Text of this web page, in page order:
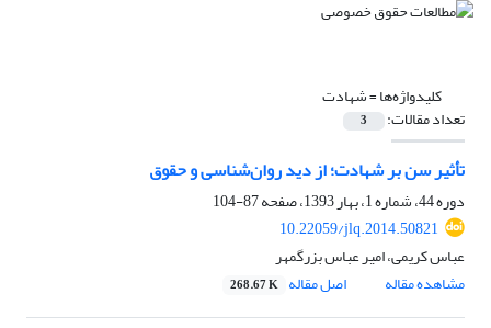
کلیدواژه‌ها =شهادت
تعداد مقالات: 3
تأثیر سن بر شهادت؛ از دید روان‌شناسی و حقوق
دوره 44، شماره 1، بهار 1393، صفحه
87-104
10.22059/jlq.2014.50821
عباس کریمی، امیر عباس بزرگمهر
مشاهده مقاله
اصل مقاله 268.67 K